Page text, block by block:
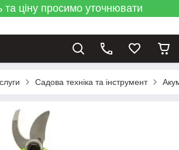
та ціну просимо уточнювати
Садова техніка та інструмент